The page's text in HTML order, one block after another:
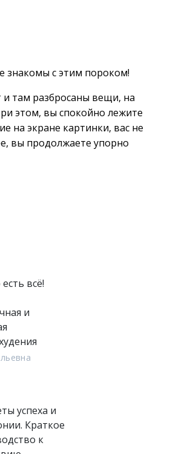
знакомы с этим пороком!
и там разбросаны вещи, на
этом, вы спокойно лежите
на экране картинки, вас не
вы продолжаете упорно
всё!
и
успеха и
Краткое
к